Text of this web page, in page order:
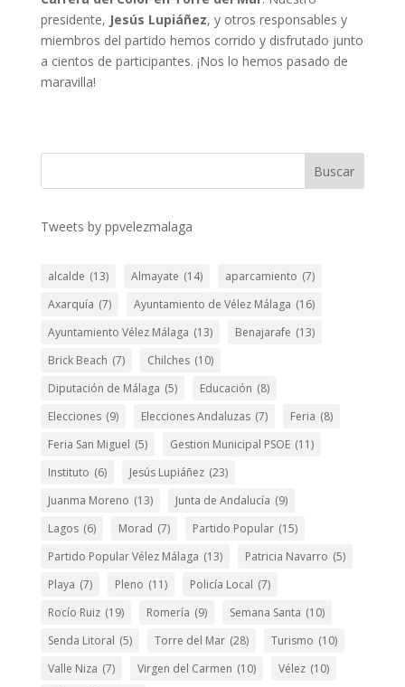
presidente, Jesús Lupiáñez, y otros responsables y
miembros del partido hemos corrido y disfrutado junto
a cientos de participantes. ¡Nos lo hemos pasado de
maravilla!
Buscar
Tweets by ppvelezmalaga
alcalde (13) Almayate (14) aparcamiento (7)
Axarquía (7) Ayuntamiento de Vélez Málaga (16)
Ayuntamiento Vélez Málaga (13) Benajarafe (13)
Brick Beach (7) Chilches (10)
Diputación de Málaga (5) Educación (8)
Elecciones (9) Elecciones Andaluzas (7) Feria (8)
Feria San Miguel (5) Gestion Municipal PSOE (11)
Instituto (6) Jesús Lupiáñez (23)
Juanma Moreno (13) Junta de Andalucía (9)
Lagos (6) Morad (7) Partido Popular (15)
Partido Popular Vélez Málaga (13) Patricia Navarro (5)
Playa (7) Pleno (11) Policía Local (7)
Rocío Ruiz (19) Romería (9) Semana Santa (10)
Senda Litoral (5) Torre del Mar (28) Turismo (10)
Valle Niza (7) Virgen del Carmen (10) Vélez (10)